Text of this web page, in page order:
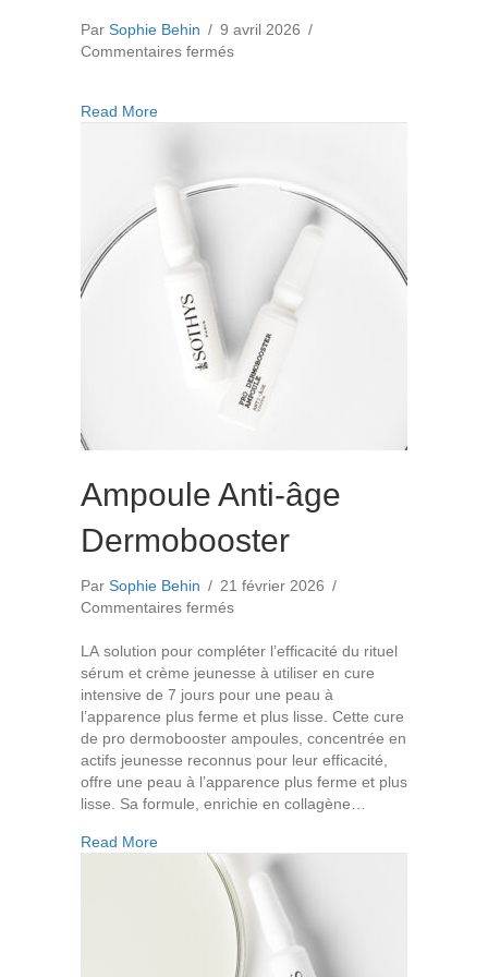
Par Sophie Behin / 9 avril 2026 /
Commentaires ferméssur
Read Moreabout Noctazyme Crème Eclat
Ampoule Anti-âge
Dermobooster
Par Sophie Behin / 21 février 2026 /
Commentaires ferméssur
Anti-
âge
Dermobooster
LA solution pour compléter l’efficacité du rituel
sérum et crème jeunesse à utiliser en cure
intensive de 7 jours pour une peau à
l’apparence plus ferme et plus lisse. Cette cure
de pro dermobooster ampoules, concentrée en
actifs jeunesse reconnus pour leur efficacité,
offre une peau à l’apparence plus ferme et plus
lisse. Sa formule, enrichie en collagène…
Read Moreabout Ampoule Anti-âge Dermobooster